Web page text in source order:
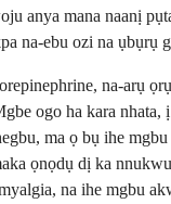
anya mana naanị
na-ebu ozi na ụbụrụ
na-arụ
ogo ha kara nhata,
ma ọ bụ ihe
ọnọdụ dị ka
na ihe mgbu